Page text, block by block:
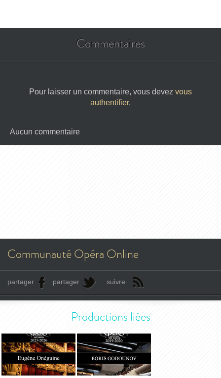
Commentaires
Pour laisser un commentaire, vous devez vous
authentifier.
Aucun commentaire
Communauté Opéra Online
partager partager suivre
Productions liées